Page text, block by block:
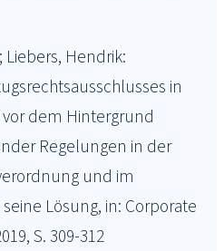
Liebers, Hendrik:
in
dem Hintergrund
Regelungen in der
und im
Lösung, in: Corporate
S. 309-312